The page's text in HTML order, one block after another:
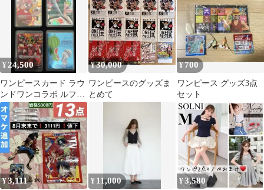
ス Sz.36 レディース
¥ 24,500
ワンピースカード ラウ
ンドワンコラボ ルフィ
ゾロ、ナツコミ、肉ル
フィ
¥30,000
ワンピースのグッズま
とめて
¥700
ワンピース グッズ3点
セット
¥3,111 ¥ 11,000 ¥3,580